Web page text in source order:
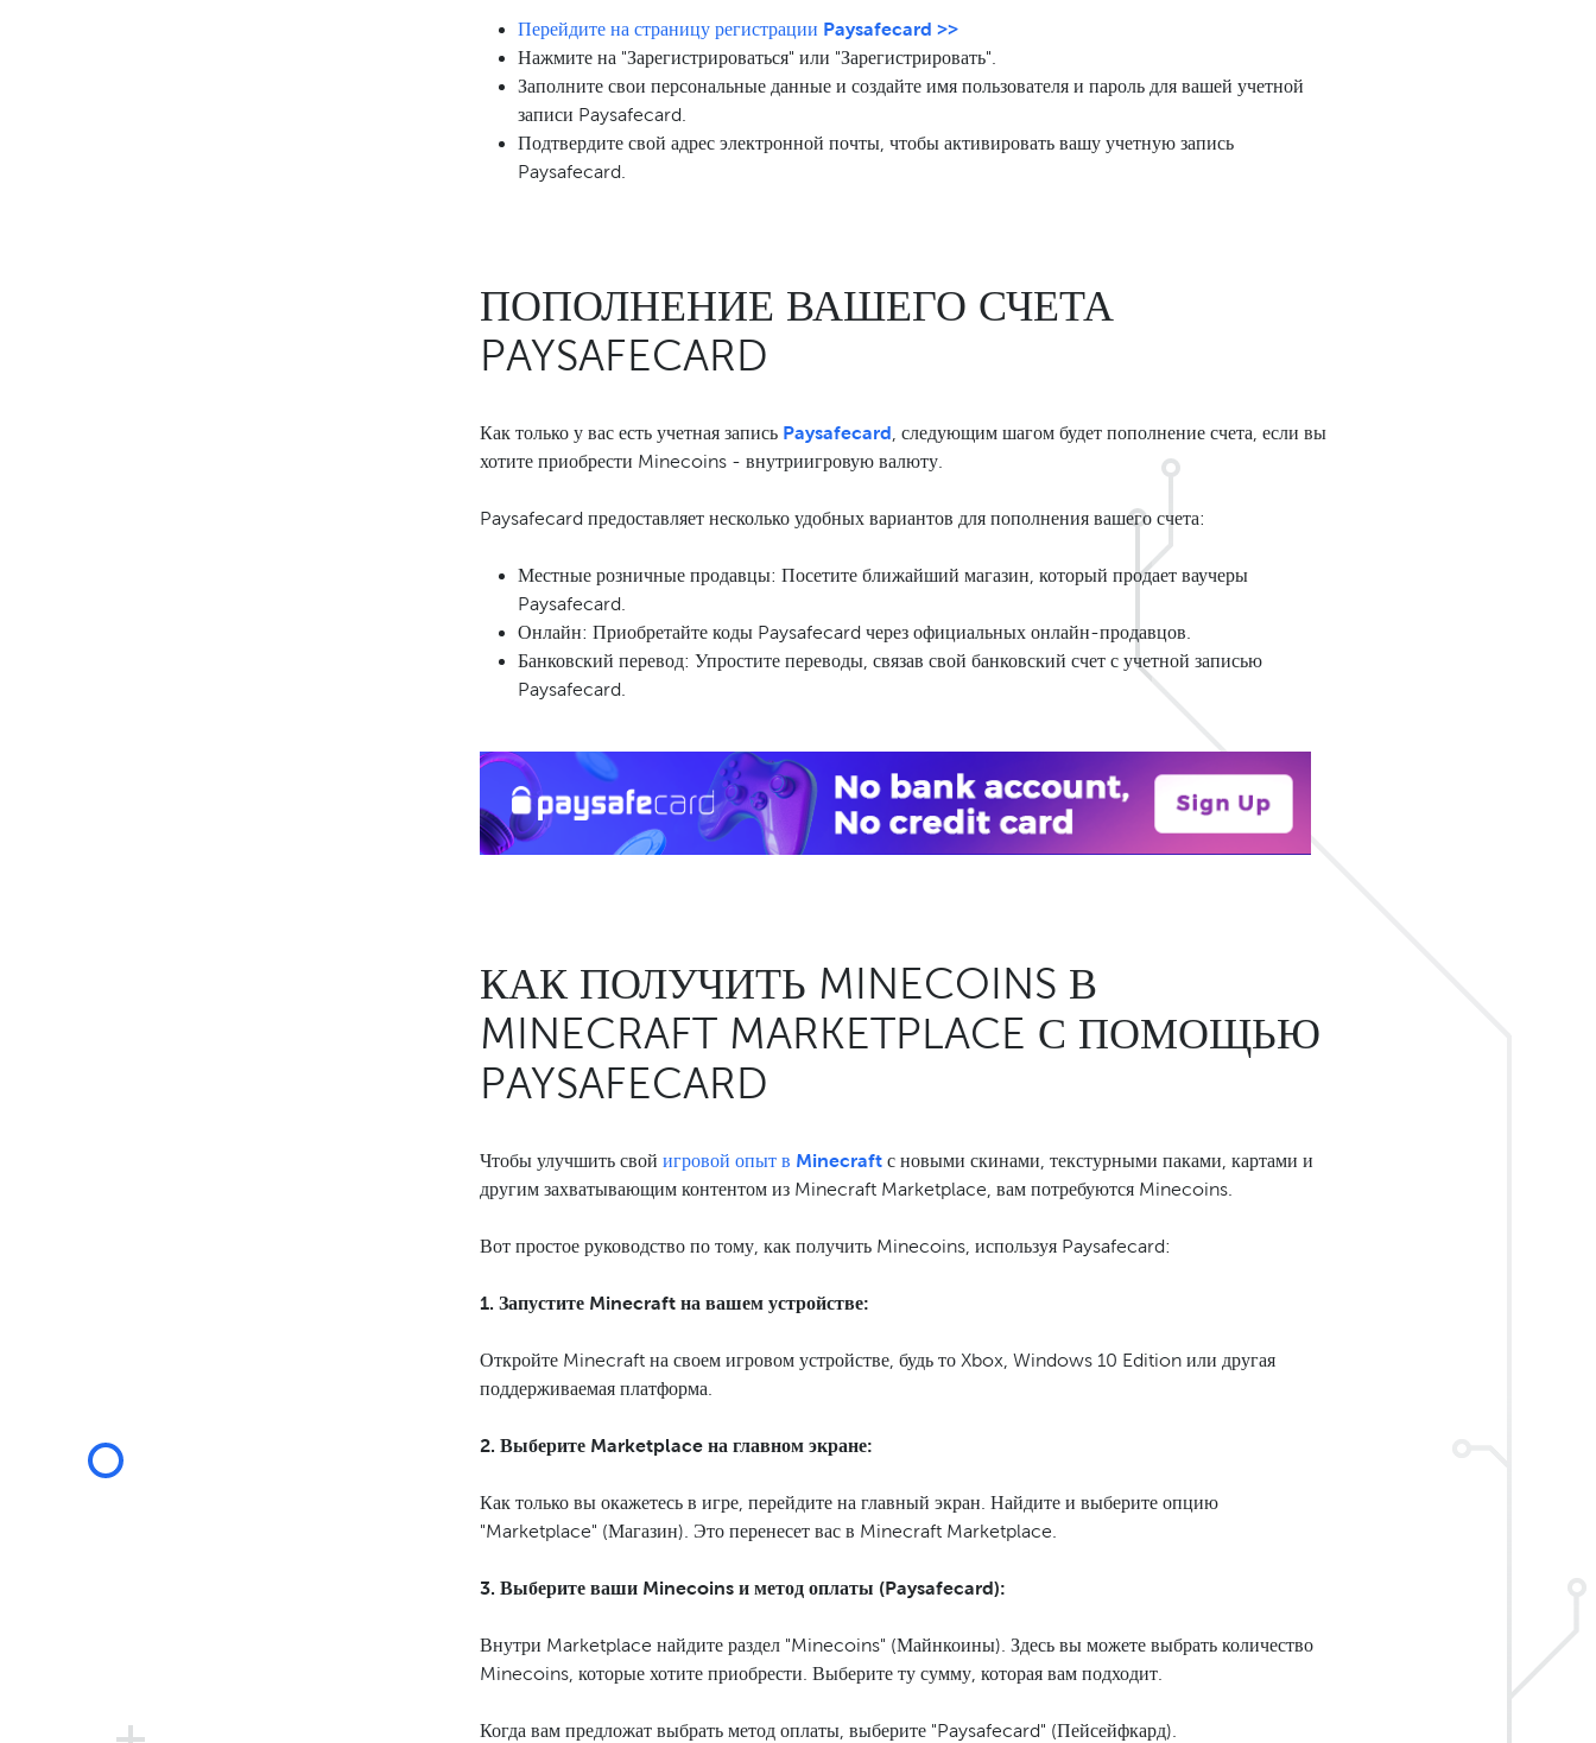
Перейдите на страницу регистрации Paysafecard >>
Нажмите на "Зарегистрироваться" или "Зарегистрировать".
Заполните свои персональные данные и создайте имя пользователя и пароль для вашей учетной
записи Paysafecard.
Подтвердите свой адрес электронной почты, чтобы активировать вашу учетную запись
Paysafecard.
ПОПОЛНЕНИЕ ВАШЕГО СЧЕТА
PAYSAFECARD
Как только у вас есть учетная запись Paysafecard , следующим шагом будет пополнение счета, если вы
хотите приобрести Minecoins - внутриигровую валюту.
Paysafecard предоставляет несколько удобных вариантов для пополнения вашего счета:
Местные розничные продавцы: Посетите ближайший магазин, который продает ваучеры
Paysafecard.
Онлайн: Приобретайте коды Paysafecard через официальных онлайн-продавцов.
Банковский перевод: Упростите переводы, связав свой банковский счет с учетной записью
Paysafecard.
КАК ПОЛУЧИТЬ MINECOINS В
MINECRAFT MARKETPLACE С ПОМОЩЬЮ
PAYSAFECARD
Чтобы улучшить свой игровой опыт в Minecraft с новыми скинами, текстурными паками, картами и
другим захватывающим контентом из Minecraft Marketplace, вам потребуются Minecoins.
Вот простое руководство по тому, как получить Minecoins, используя Paysafecard:
1. Запустите Minecraft на вашем устройстве:
Откройте Minecraft на своем игровом устройстве, будь то Xbox, Windows 10 Edition или другая
поддерживаемая платформа.
2. Выберите Marketplace на главном экране:
Как только вы окажетесь в игре, перейдите на главный экран. Найдите и выберите опцию
"Marketplace" (Магазин). Это перенесет вас в Minecraft Marketplace.
3. Выберите ваши Minecoins и метод оплаты (Paysafecard):
Внутри Marketplace найдите раздел "Minecoins" (Майнкоины). Здесь вы можете выбрать количество
Minecoins, которые хотите приобрести. Выберите ту сумму, которая вам подходит.
Когда вам предложат выбрать метод оплаты, выберите "Paysafecard" (Пейсейфкард).